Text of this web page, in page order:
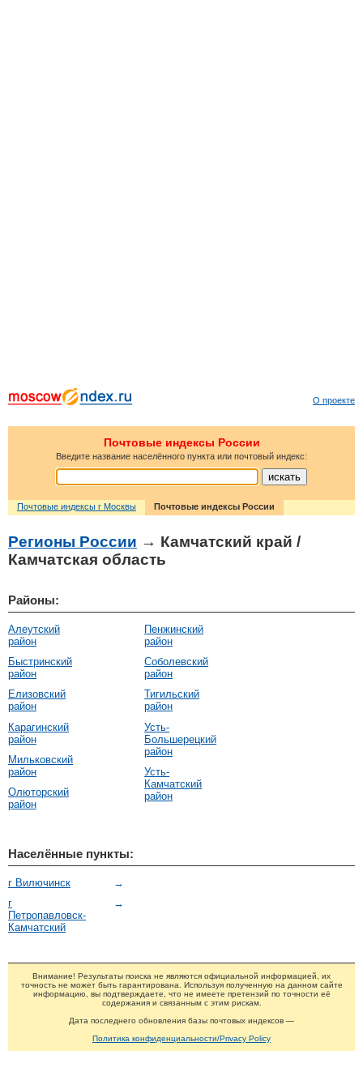
О проекте
Почтовые индексы России
Введите название населённого пункта или почтовый индекс:
Почтовые индексы г Москвы Почтовые индексы России
Регионы России → Камчатский край /
Камчатская область
Районы:
Алеутский
район
Быстринский
район
Елизовский
район
Карагинский
район
Мильковский
район
Олюторский
район
Пенжинский
район
Соболевский
район
Тигильский
район
Усть-
Большерецкий
район
Усть-
Камчатский
район
Населённые пункты:
→
г Вилючинск
→
г
Петропавловск-
Камчатский
Внимание! Результаты поиска не являются официальной информацией, их
точность не может быть гарантирована. Используя полученную на данном сайте
информацию, вы подтверждаете, что не имеете претензий по точности её
содержания и связанным с этим рискам.
Дата последнего обновления базы почтовых индексов —
Политика конфиденциальности/Privacy Policy